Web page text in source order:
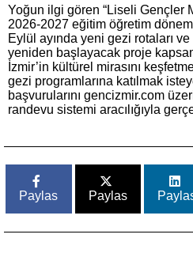
Yoğun ilgi gören “Liseli Gençler
2026-2027 eğitim öğretim
Eylül ayında yeni gezi rotaları
yeniden başlayacak proje
İzmir’in kültürel mirasını
gezi programlarına katılmak
başvurularını gencizmir.com
randevu sistemi aracılığıyla
Paylas Paylas